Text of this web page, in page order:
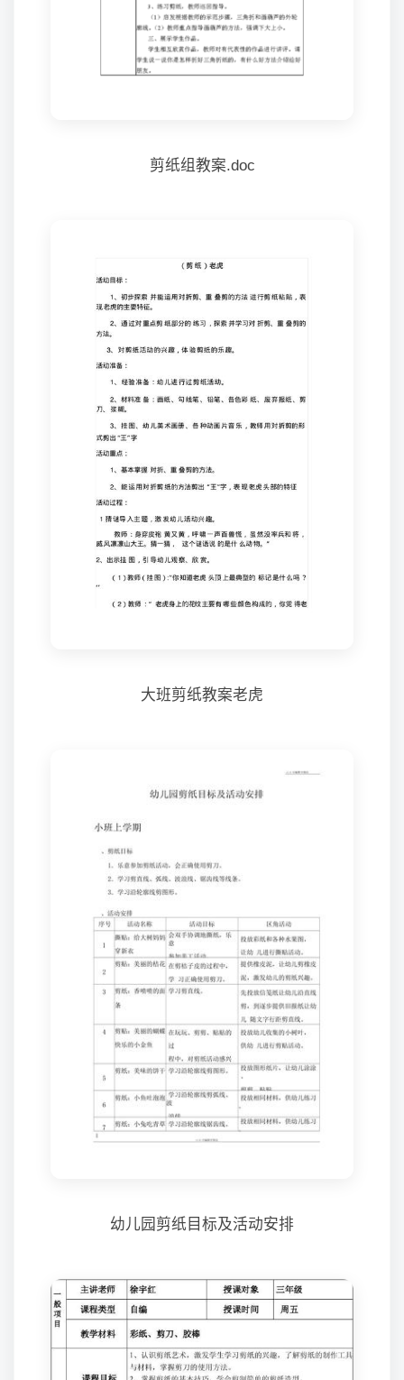
剪纸组教案.doc
大班剪纸教案老虎
幼儿园剪纸目标及活动安排